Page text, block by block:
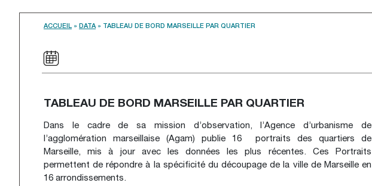
ACCUEIL » DATA» TABLEAU DE BORD MARSEILLE PAR QUARTIER
TABLEAU DE BORD MARSEILLE PAR QUARTIER
Dans le cadre de sa mission d’observation, l’Agence d’urbanisme de
l’agglomération marseillaise (Agam) publie 16 portraits des quartiers de
Marseille, mis à jour avec les données les plus récentes. Ces Portraits
permettent de répondre à la spécificité du découpage de la ville de Marseille en
16 arrondissements.